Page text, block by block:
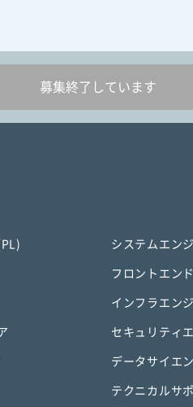
募集終了しています
システムエン
フロントエン
インフラエン
セキュリティ
データサイエ
テクニカルサ